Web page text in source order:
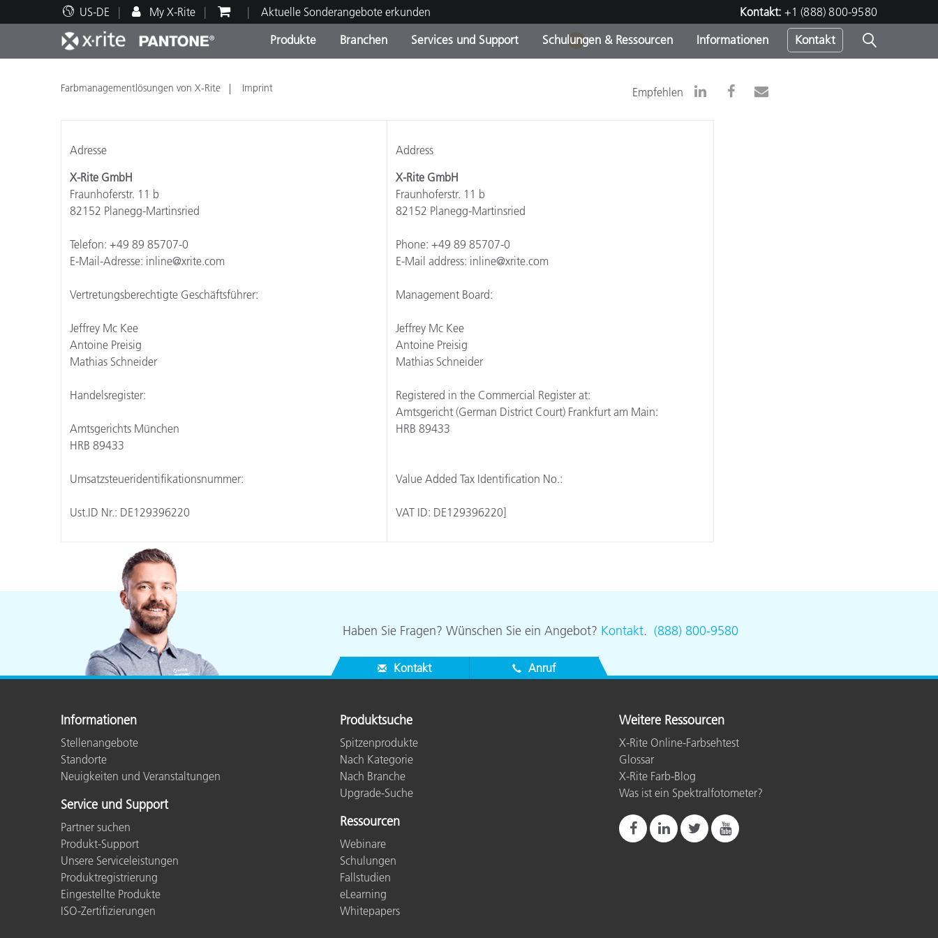
US-DE My X-Rite Aktuelle Sonderangebote erkunden Kontakt: +1 (888) 800-9580
Produkte
Spitzenprodukte
Eingestellte Produkte - Finden
Branchen
Druck und Verpackung
Automobil
Biowissenschaften
Unterhaltungselektronik
Services und Support
Technischer Support
Schulungen & Ressourcen
Pädagogische Ressourcen
Brand Experience Center
Weitere Ressourcen
Informationen Kontakt
1
Farbmanagementlösungen von X-Rite Imprint Empfehlen
Adresse
X-Rite GmbH
Fraunhoferstr. 11 b
82152 Planegg-Martinsried
Telefon: +49 89 85707-0
E-Mail-Adresse: inline@xrite.com
Vertretungsberechtigte Geschäftsführer:
Jeffrey Mc Kee
Antoine Preisig
Mathias Schneider
Handelsregister:
Amtsgerichts München
HRB 89433
Umsatzsteueridentifikationsnummer:
Ust.ID Nr.: DE129396220
Address
X-Rite GmbH
Fraunhoferstr. 11 b
82152 Planegg-Martinsried
Phone: +49 89 85707-0
E-Mail address: inline@xrite.com
Management Board:
Jeffrey Mc Kee
Antoine Preisig
Mathias Schneider
Registered in the Commercial Register at:
Amtsgericht (German District Court) Frankfurt am Main:
HRB 89433
Value Added Tax Identification No.:
VAT ID: DE129396220]
Haben Sie Fragen? Wünschen Sie ein Angebot? Kontakt. (888) 800-9580
Kontakt Anruf
Informationen
Stellenangebote
Standorte
Neuigkeiten und Veranstaltungen
Service und Support
Partner suchen
Produkt-Support
Unsere Serviceleistungen
Produktregistrierung
Eingestellte Produkte
ISO-Zertifizierungen
Produktsuche
Spitzenprodukte
Nach Kategorie
Nach Branche
Upgrade-Suche
Ressourcen
Webinare
Schulungen
Fallstudien
eLearning
Whitepapers
Weitere Ressourcen
X-Rite Online-Farbsehtest
Glossar
X-Rite Farb-Blog
Was ist ein Spektralfotometer?